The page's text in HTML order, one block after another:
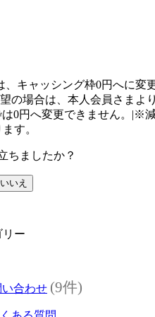
キャッシング枠0円へに変
場合は、本人会員さまよ
は0円へ変更できません。
す。
ちましたか？
いいえ
リー
合わせ (9件)